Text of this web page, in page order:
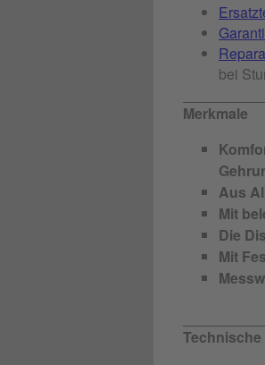
bei
Merkmale
Aus
Mit
Die
Mit
Technische